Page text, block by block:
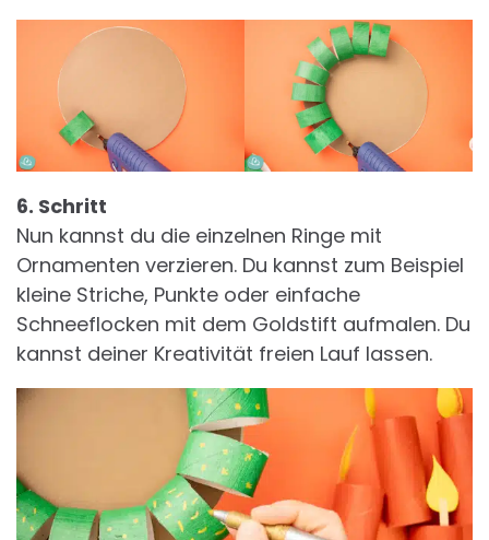
6. Schritt
Nun kannst du die einzelnen Ringe mit
Ornamenten verzieren. Du kannst zum Beispiel
kleine Striche, Punkte oder einfache
Schneeflocken mit dem Goldstift aufmalen. Du
kannst deiner Kreativität freien Lauf lassen.